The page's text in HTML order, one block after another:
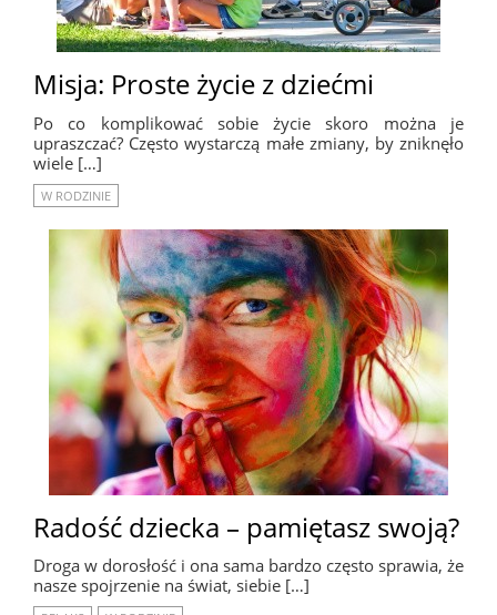
Misja: Proste życie z dziećmi
Po co komplikować sobie życie skoro można je
upraszczać? Często wystarczą małe zmiany, by zniknęło
wiele […]
W RODZINIE
Radość dziecka – pamiętasz swoją?
Droga w dorosłość i ona sama bardzo często sprawia, że
nasze spojrzenie na świat, siebie […]